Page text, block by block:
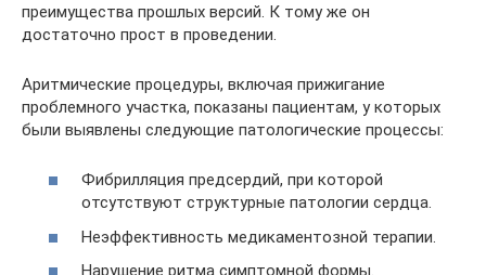
преимущества прошлых версий. К тому же он
достаточно прост в проведении.
Аритмические процедуры, включая прижигание
проблемного участка, показаны пациентам, у которых
были выявлены следующие патологические процессы:
Фибрилляция предсердий, при которой
отсутствуют структурные патологии сердца.
Неэффективность медикаментозной терапии.
Нарушение ритма симптомной формы.